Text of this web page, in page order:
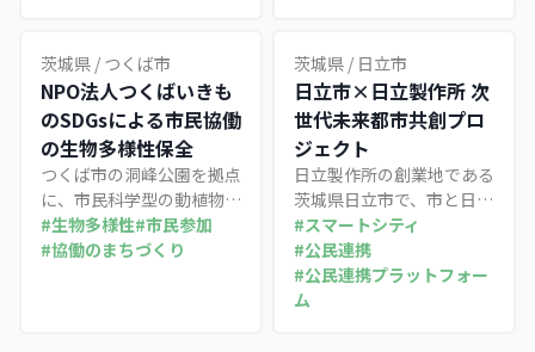
スに特徴がある。
論を経て、市民主体の調
査・保全活動が都市公園の
生態系価値を制度的に位置
づけた。
茨城県 / つくば市
NPO法人つくばいきも
のSDGsによる市民協働
の生物多様性保全
つくば市の洞峰公園を拠点
に、市民科学型の動植物調
査と専門家連携で生物多様
性保全に取り組むNPOの
#生物多様性#市民参加
#協働のまちづくり
茨城県 / 日立市
日立市×日立製作所 次
世代未来都市共創プロ
ジェクト
日立製作所の創業地である
茨城県日立市で、市と日立
製作所が包括連携協定に基
づき推進するスマートシテ
ィ共創プロジェクト。グリ
ーン産業都市・デジタル健
#スマートシティ
#公民連携
#公民連携プラットフォー
ム